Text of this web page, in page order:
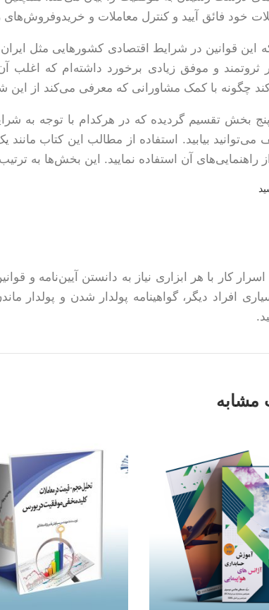
خود فائق آیید و کنترل معاملات و خریدوفروش‌های
که این قوانین در شرایط اقتصادی کشورهایی مثل
ثروتمند و موفق زیادی برخورد داشته‌ام که
چگونه با کمک مشاورانی که معرفی می‌کند از این
پنج بخش تقسیم گردیده که در هرکدام با توجه به
می‌توانید بیابید. استفاده از مطالب این کتاب
راهنمایی‌های آن استفاده نمایید. این بخش‌ها به
اسرار کار با هر ابزاری نیاز به دانستن آیین‌نامه و
افراد دیگر، گواهینامه پولدار شدن و
مشابه